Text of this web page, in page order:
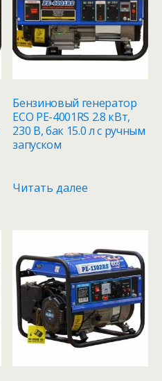
Бензиновый генератор
ECO PE-4001RS 2.8 кВт,
230 В, бак 15.0 л с ручным
запуском
Читать далее